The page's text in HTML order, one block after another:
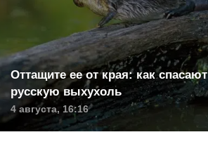
Оттащите ее от края: как спасают
русскую выхухоль
4 августа, 16:16